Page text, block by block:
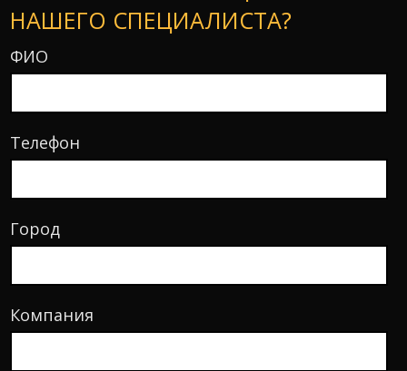
НАШЕГО СПЕЦИАЛИСТА?
ФИО
Телефон
Город
Компания